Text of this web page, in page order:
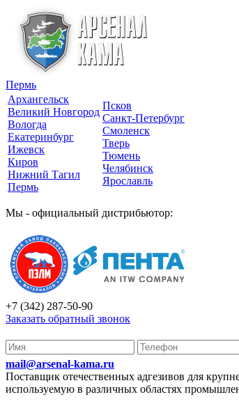
Пермь
Архангельск
Великий Новгород
Вологда
Екатеринбург
Ижевск
Киров
Нижний Тагил
Пермь
Псков
Санкт-Петербург
Смоленск
Тверь
Тюмень
Челябинск
Ярославль
Мы - официальный дистрибьютор:
+7 (342) 287-50-90
Заказать обратный звонок
mail@arsenal-kama.ru
Поставщик отечественных адгезивов для
используемую в различных областях